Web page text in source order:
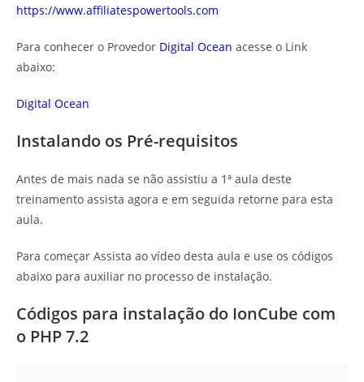
https://www.affiliatespowertools.com
Para conhecer o Provedor Digital Ocean acesse o Link
abaixo:
Digital Ocean
Instalando os Pré-requisitos
Antes de mais nada se não assistiu a 1ª aula deste
treinamento assista agora e em seguida retorne para esta
aula.
Para começar Assista ao vídeo desta aula e use os códigos
abaixo para auxiliar no processo de instalação.
Códigos para instalação do IonCube com
o PHP 7.2